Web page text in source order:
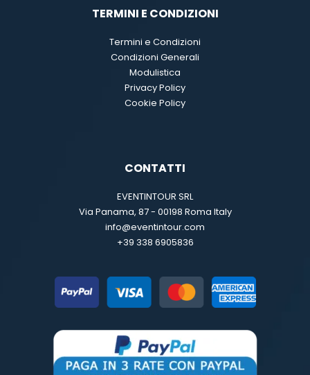
TERMINI E CONDIZIONI
Termini e Condizioni
Condizioni Generali
Modulistica
Privacy Policy
Cookie Policy
CONTATTI
EVENTINTOUR SRL
Via Panama, 87 - 00198 Roma Italy
info@eventintour.com
+39 338 6905836